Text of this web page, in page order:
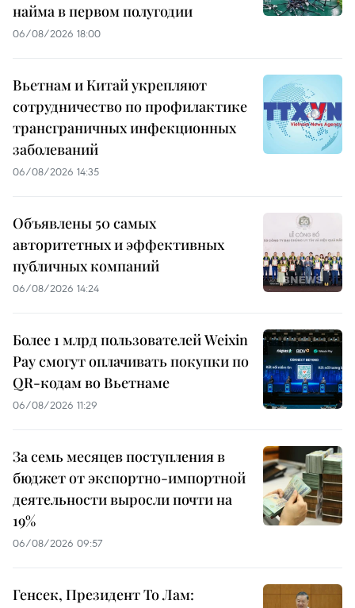
найма в первом полугодии
06/08/2026 18:00
Вьетнам и Китай укрепляют
сотрудничество по профилактике
трансграничных инфекционных
заболеваний
06/08/2026 14:35
Объявлены 50 самых
авторитетных и эффективных
публичных компаний
06/08/2026 14:24
Более 1 млрд пользователей Weixin
Pay смогут оплачивать покупки по
QR-кодам во Вьетнаме
06/08/2026 11:29
За семь месяцев поступления в
бюджет от экспортно-импортной
деятельности выросли почти на
19%
06/08/2026 09:57
Генсек, Президент То Лам: